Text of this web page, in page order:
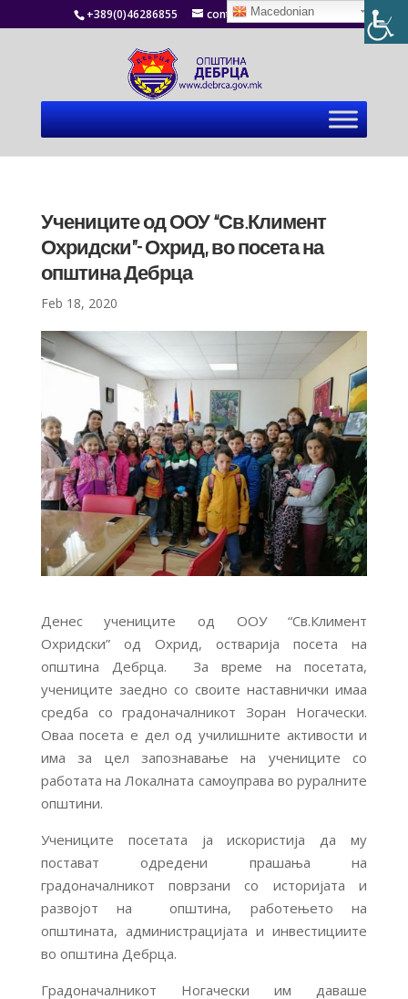
+389(0)46286855 contact@debrca.gov.mk
Учениците од ООУ “Св.Климент
Охридски”- Охрид, во посета на
општина Дебрца
Feb 18, 2020
Денес учениците од ООУ “Св.Климент
Охридски” од Охрид, остварија посета на
општина Дебрца. За време на посетата,
учениците заедно со своите наставнички имаа
средба со градоначалникот Зоран Ногачески.
Оваа посета е дел од училишните активости и
има за цел запознавање на учениците со
работата на Локалната самоуправа во руралните
општини.
Учениците посетата ја искористија да му
постават одредени прашања на
градоначалникот поврзани со историјата и
развојот на општина, работењето на
општината, администрацијата и инвестициите
во општина Дебрца.
Градоначалникот Ногачески им даваше
Macedonian